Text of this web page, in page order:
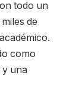
todo un
de
como
una